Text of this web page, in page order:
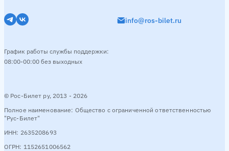
© Рос-Билет ру, 2013 - 2026
Полное наименование: Общество с ограниченной ответственностью
"Рус-Билет"
ИНН: 2635208693
ОГРН: 1152651006562
info@ros-bilet.ru
График работы службы поддержки:
08:00-00:00 без выходных